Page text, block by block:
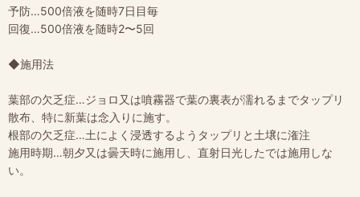
予防…500倍液を随時7日目毎
回復…500倍液を随時2〜5回
◆施用法
葉部の欠乏症…ジョロ又は噴霧器で葉の裏表が濡れるまでタップリ
散布、特に新葉は念入りに施す。
根部の欠乏症…土によく浸透するようタップリと土壌に潅注
施用時期…朝夕又は曇天時に施用し、直射日光したでは施用しな
い。